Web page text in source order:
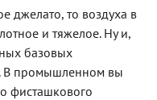
джелато, то воздуха в
и тяжелое. Ну и,
базовых
В промышленном вы
фисташкового